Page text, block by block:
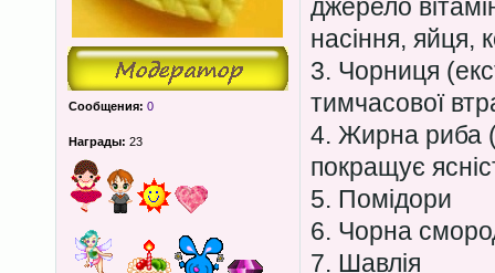
Сообщения: 0
Награды: 23
джерело
насіння, яйця,
3. Чорниця
тимчасової
4. Жирна риба
покращує
5. Помідори
6. Чорна
7. Шавлія